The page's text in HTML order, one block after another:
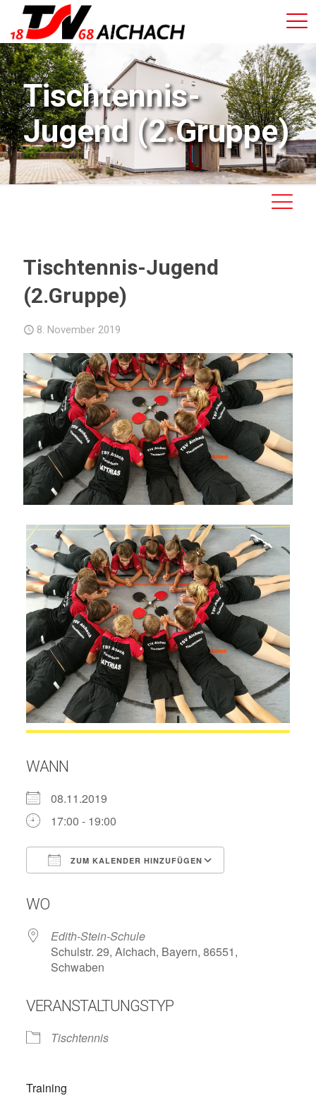
Tischtennis-
Jugend (2.Gruppe)
Tischtennis-Jugend
(2.Gruppe)
8. November 2019
WANN
08.11.2019
17:00 - 19:00
ZUM KALENDER HINZUFÜGEN
WO
Edith-Stein-Schule
Schulstr. 29, Aichach, Bayern, 86551,
Schwaben
VERANSTALTUNGSTYP
Tischtennis
Training